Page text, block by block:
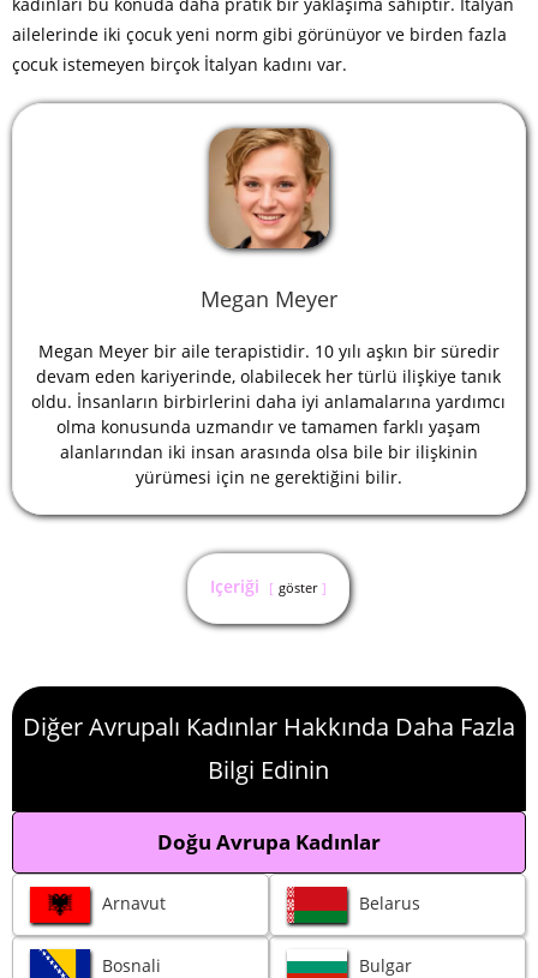
ailelerinde iki çocuk yeni norm gibi görünüyor ve birden fazla
çocuk istemeyen birçok İtalyan kadını var.
Megan Meyer
Megan Meyer bir aile terapistidir. 10 yılı aşkın bir süredir
devam eden kariyerinde, olabilecek her türlü ilişkiye tanık
oldu. İnsanların birbirlerini daha iyi anlamalarına yardımcı
olma konusunda uzmandır ve tamamen farklı yaşam
alanlarından iki insan arasında olsa bile bir ilişkinin
yürümesi için ne gerektiğini bilir.
Içeriği göster
Diğer Avrupalı Kadınlar Hakkında Daha Fazla
Bilgi Edinin
Doğu Avrupa Kadınlar
Arnavut Belarus
Bosnali Bulgar